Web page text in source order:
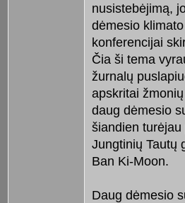
nusistebėjimą,
dėmesio
konferencijai
Čia ši tema
žurnalų
apskritai
daug dėmesio
šiandien
Jungtinių Tautų
Ban Ki-Moon.
Daug dėmesio